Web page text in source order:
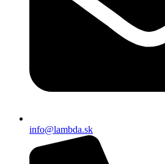
info@lambda.sk